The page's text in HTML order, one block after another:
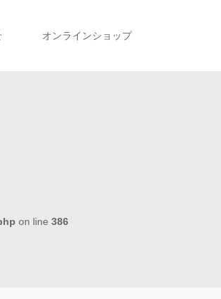
オンラインショップ
on line 386